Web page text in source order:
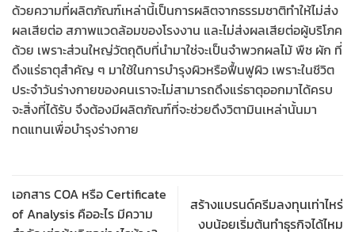
ด้วยความที่ผลิตภัณฑ์เหล่านี้เป็นการผลิตจากธรรมชาติทำให้ไม่ส่ง
ผลเสียต่อ สภาพแวดล้อมของโรงงาน และไม่ส่งผลเสียต่อผู้บริโภค
ด้วย เพราะส่วนใหญ่วัตถุดิบที่นำมาใช่จะเป็นจำพวกผลไม้ พืช ผัก ที่
ดึงแร่ธาตุสำคัญ ๆ มาใช้ในการบำรุงผิวหรือฟื้นฟูผิว เพราะในชีวิต
ประจำวันร่างกายของคนเราจะไม่สามารถดึงแร่ธาตุออกมาได้ครบ
จะสิ่งที่ได้รับ จึงต้องมีผลิตภัณฑ์ที่จะช่วยดึงวิตามินเหล่านั้นมา
ทดแทนเพื่อบำรุงร่างกาย
เอกสาร COA หรือ Certificate
of Analysis คืออะไร มีความ
สร้างแบรนด์ครีมลงทุนเท่าไหร่
งบน้อยเริ่มต้นทำธุรกิจได้ไหม